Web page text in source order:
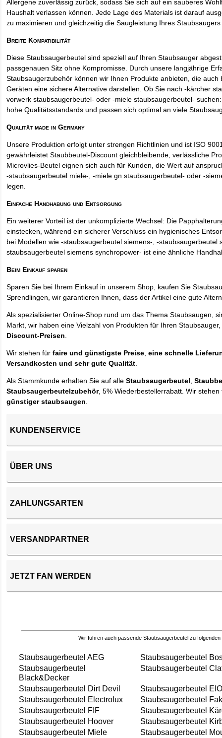
Allergene zuverlässig zurück, sodass Sie sich auf ein sauberes
Haushalt verlassen können. Jede Lage des Materials ist darauf
zu maximieren und gleichzeitig die Saugleistung Ihres
Breite Kompatibilität
Diese Staubsaugerbeutel sind speziell auf Ihren Staubsauger
passgenauen Sitz ohne Kompromisse. Durch unsere langjährige
Staubsaugerzubehör können wir Ihnen Produkte anbieten, die auch
Geräten eine sichere Alternative darstellen. Ob Sie nach -kärcher
vorwerk staubsaugerbeutel- oder -miele staubsaugerbeutel-
hohe Qualitätsstandards und passen sich optimal an viele
Qualität made in Germany
Unsere Produktion erfolgt unter strengen Richtlinien und ist ISO
gewährleistet Staubbeutel-Discount gleichbleibende, verlässliche
Microvlies-Beutel eignen sich auch für Kunden, die Wert auf
-staubsaugerbeutel miele-, -miele gn staubsaugerbeutel- oder -
legen.
Einfache Handhabung und Entsorgung
Ein weiterer Vorteil ist der unkomplizierte Wechsel: Die
einstecken, während ein sicherer Verschluss ein hygienisches
bei Modellen wie -staubsaugerbeutel siemens-, -staubsaugerbeutel
staubsaugerbeutel siemens synchropower- ist eine ähnliche
Beim Einkauf sparen
Sparen Sie bei Ihrem Einkauf in unserem Shop, kaufen Sie
Sprendlingen, wir garantieren Ihnen, dass der Artikel eine gute
Als spezialisierter Online-Shop rund um das Thema Staubsaugen,
Markt, wir haben eine Vielzahl von Produkten für Ihren
Discount-Preisen.
Wir stehen fürfaire und günstigste Preise,eine schnelle
Versandkosten und sehr gute Qualität.
Als Stammkunde erhalten Sie auf alleStaubsaugerbeutel,
Staubsaugerbeutelzubehör, 5% Wiederbestellerrabatt. Wir
günstiger staubsaugen.
KUNDENSERVICE
ÜBER UNS
ZAHLUNGSARTEN
VERSANDPARTNER
JETZT FAN WERDEN
Wir führen auch passende Staubsaugerbeutel zu folgenden
Staubsaugerbeutel AEG
Staubsaugerbeutel
Staubsaugerbeutel
Black&Decker
Staubsaugerbeutel
Staubsaugerbeutel Dirt Devil
Staubsaugerbeutel
Staubsaugerbeutel Electrolux
Staubsaugerbeutel
Staubsaugerbeutel FIF
Staubsaugerbeutel
Staubsaugerbeutel Hoover
Staubsaugerbeutel
Staubsaugerbeutel Miele
Staubsaugerbeutel